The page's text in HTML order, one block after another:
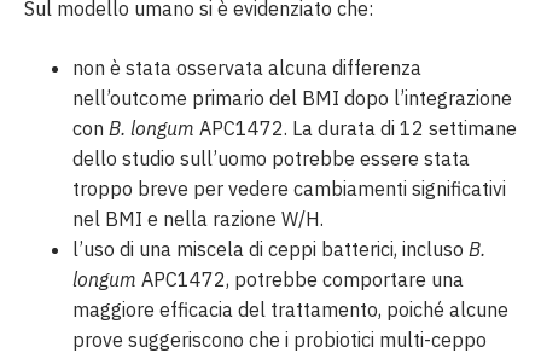
Sul modello umano si è evidenziato che:
non è stata osservata alcuna differenza
nell’outcome primario del BMI dopo l’integrazione
con B. longum APC1472. La durata di 12 settimane
dello studio sull’uomo potrebbe essere stata
troppo breve per vedere cambiamenti significativi
nel BMI e nella razione W/H.
l’uso di una miscela di ceppi batterici, incluso B.
longum APC1472, potrebbe comportare una
maggiore efficacia del trattamento, poiché alcune
prove suggeriscono che i probiotici multi-ceppo